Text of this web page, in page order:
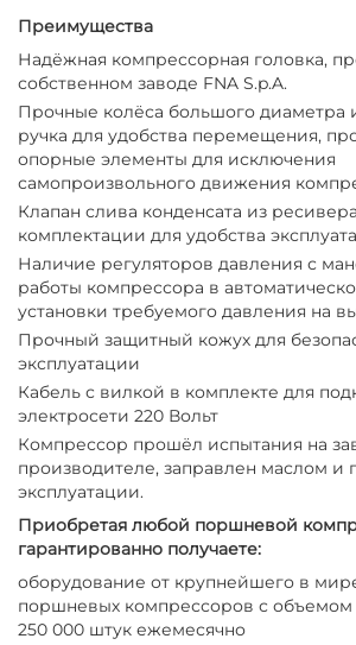
Преимущества
Надёжная компрессорная головка,
собственном заводе FNA S.p.A.
Прочные колёса большого диаметра
ручка для удобства перемещения,
опорные элементы для исключения
самопроизвольного движения
Клапан слива конденсата из
комплектации для удобства
Наличие регуляторов давления с
работы компрессора в
установки требуемого давления на
Прочный защитный кожух для
эксплуатации
Кабель с вилкой в комплекте для
электросети 220 Вольт
Компрессор прошёл испытания на
производителе, заправлен маслом и
эксплуатации.
Приобретая любой поршневой
гарантированно получаете:
оборудование от крупнейшего в
поршневых компрессоров с объемом
250 000 штук ежемесячно